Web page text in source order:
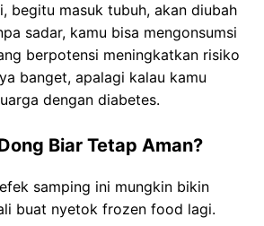
begitu masuk tubuh, akan diubah
sadar, kamu bisa mengonsumsi
berpotensi meningkatkan risiko
banget, apalagi kalau kamu
dengan diabetes.
Biar Tetap Aman?
samping ini mungkin bikin
buat nyetok frozen food lagi.